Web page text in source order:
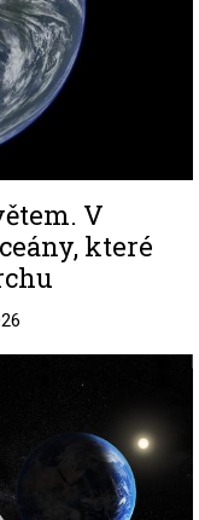
V
které